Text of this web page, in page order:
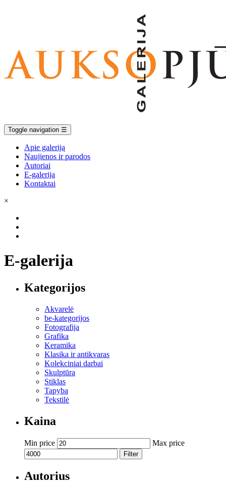
Toggle navigation ☰
Apie galeriją
Naujienos ir parodos
Autoriai
E-galerija
Kontaktai
×
E-galerija
Kategorijos
Akvarelė
be-kategorijos
Fotografija
Grafika
Keramika
Klasika ir antikvaras
Kolekciniai darbai
Skulptūra
Stiklas
Tapyba
Tekstilė
Kaina
Min price Max price
Filter
Autorius